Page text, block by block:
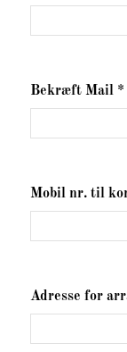
Bekræft Mail *
Mobil nr. til
Adresse for